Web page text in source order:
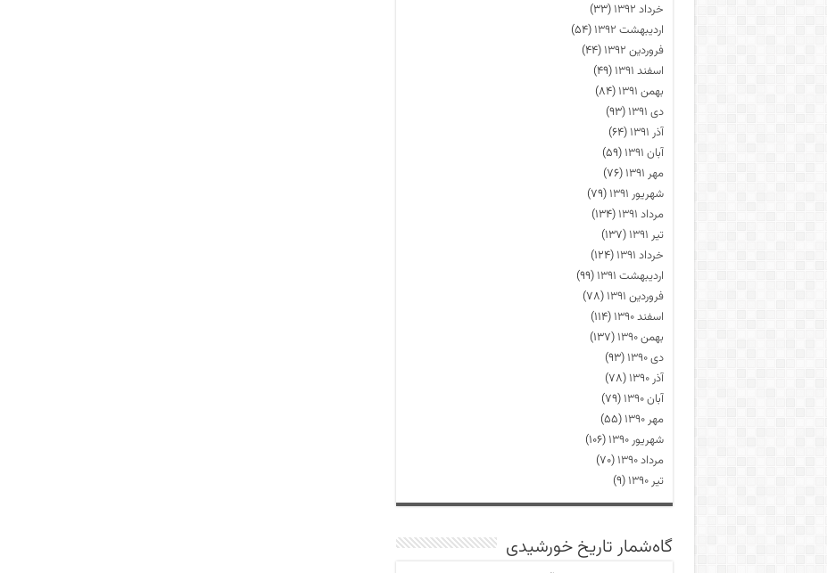
خرداد ۱۳۹۲
(۳۳)
اردیبهشت ۱۳۹۲
(۵۴)
فروردین ۱۳۹۲
(۴۴)
اسفند ۱۳۹۱
(۴۹)
بهمن ۱۳۹۱
(۸۴)
دی ۱۳۹۱
(۹۳)
آذر ۱۳۹۱
(۶۴)
آبان ۱۳۹۱
(۵۹)
مهر ۱۳۹۱
(۷۶)
شهریور ۱۳۹۱
(۷۹)
مرداد ۱۳۹۱
(۱۳۴)
تیر ۱۳۹۱
(۱۳۷)
خرداد ۱۳۹۱
(۱۲۴)
اردیبهشت ۱۳۹۱
(۹۹)
فروردین ۱۳۹۱
(۷۸)
اسفند ۱۳۹۰
(۱۱۴)
بهمن ۱۳۹۰
(۱۳۷)
دی ۱۳۹۰
(۹۳)
آذر ۱۳۹۰
(۷۸)
آبان ۱۳۹۰
(۷۹)
مهر ۱۳۹۰
(۵۵)
شهریور ۱۳۹۰
(۱۰۶)
مرداد ۱۳۹۰
(۷۰)
تیر ۱۳۹۰
(۹)
گاه‌شمار تاریخ خورشیدی